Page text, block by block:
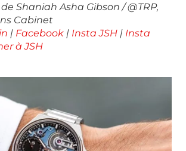
Shaniah Asha Gibson / @TRP,
Cabinet
| Facebook | Insta JSH | Insta
à JSH